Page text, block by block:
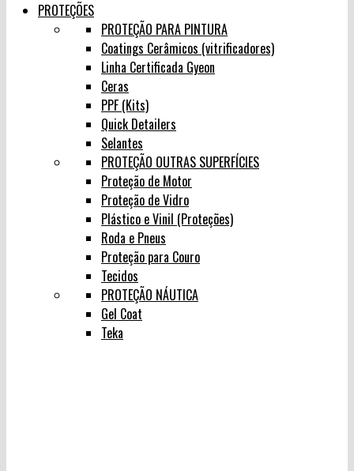
PROTEÇÕES
PROTEÇÃO PARA PINTURA
Coatings Cerâmicos (vitrificadores)
Linha Certificada Gyeon
Ceras
PPF (Kits)
Quick Detailers
Selantes
PROTEÇÃO OUTRAS SUPERFÍCIES
Proteção de Motor
Proteção de Vidro
Plástico e Vinil (Proteções)
Roda e Pneus
Proteção para Couro
Tecidos
PROTEÇÃO NÁUTICA
Gel Coat
Teka